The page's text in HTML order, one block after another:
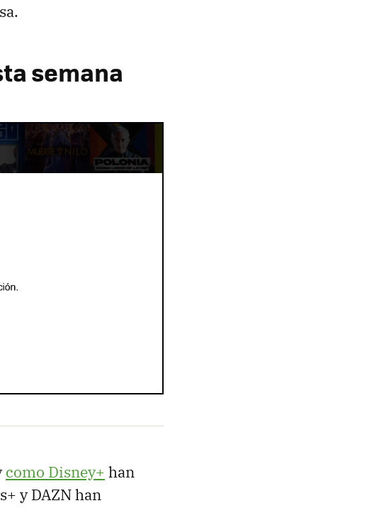
semana
como Disney+ han
y DAZN han